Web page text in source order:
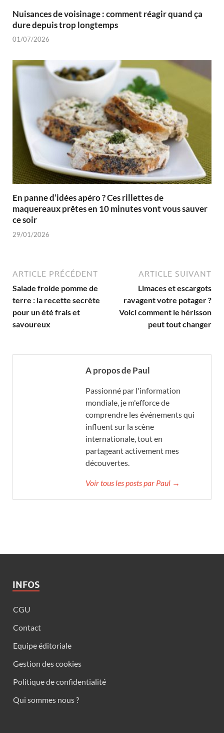
Nuisances de voisinage : comment réagir quand ça
dure depuis trop longtemps
01/07/2026
En panne d’idées apéro ? Ces rillettes de
maquereaux prêtes en 10 minutes vont vous sauver
ce soir
29/01/2026
ARTICLE PRÉCÉDENT
Salade froide pomme de
terre : la recette secrète
pour un été frais et
savoureux
ARTICLE SUIVANT
Limaces et escargots
ravagent votre potager ?
Voici comment le hérisson
peut tout changer
A propos de Paul
Passionné par l'information
mondiale, je m'efforce de
comprendre les événements qui
influent sur la scène
internationale, tout en
partageant activement mes
découvertes.
Voir tous les posts par Paul →
INFOS
CGU
Contact
Equipe éditoriale
Gestion des cookies
Politique de confidentialité
Qui sommes nous ?